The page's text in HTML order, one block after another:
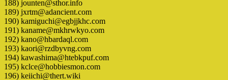
188) jounten@sthor.info
189) jxrtm@adancient.com
190) kamiguchi@egbjjkhc.com
191) kaname@mkhrwkyo.com
192) kano@hbardaql.com
193) kaori@rzdbyvng.com
194) kawashima@htebkpuf.com
195) kclce@hobbiesmon.com
196) keiichi@thert.wiki